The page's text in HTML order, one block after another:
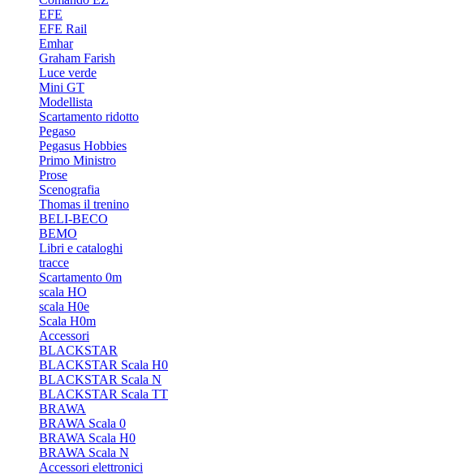
EFE
EFE Rail
Emhar
Graham Farish
Luce verde
Mini GT
Modellista
Scartamento ridotto
Pegaso
Pegasus Hobbies
Primo Ministro
Prose
Scenografia
Thomas il trenino
BELI-BECO
BEMO
Libri e cataloghi
tracce
Scartamento 0m
scala HO
scala H0e
Scala H0m
Accessori
BLACKSTAR
BLACKSTAR Scala H0
BLACKSTAR Scala N
BLACKSTAR Scala TT
BRAWA
BRAWA Scala 0
BRAWA Scala H0
BRAWA Scala N
Accessori elettronici